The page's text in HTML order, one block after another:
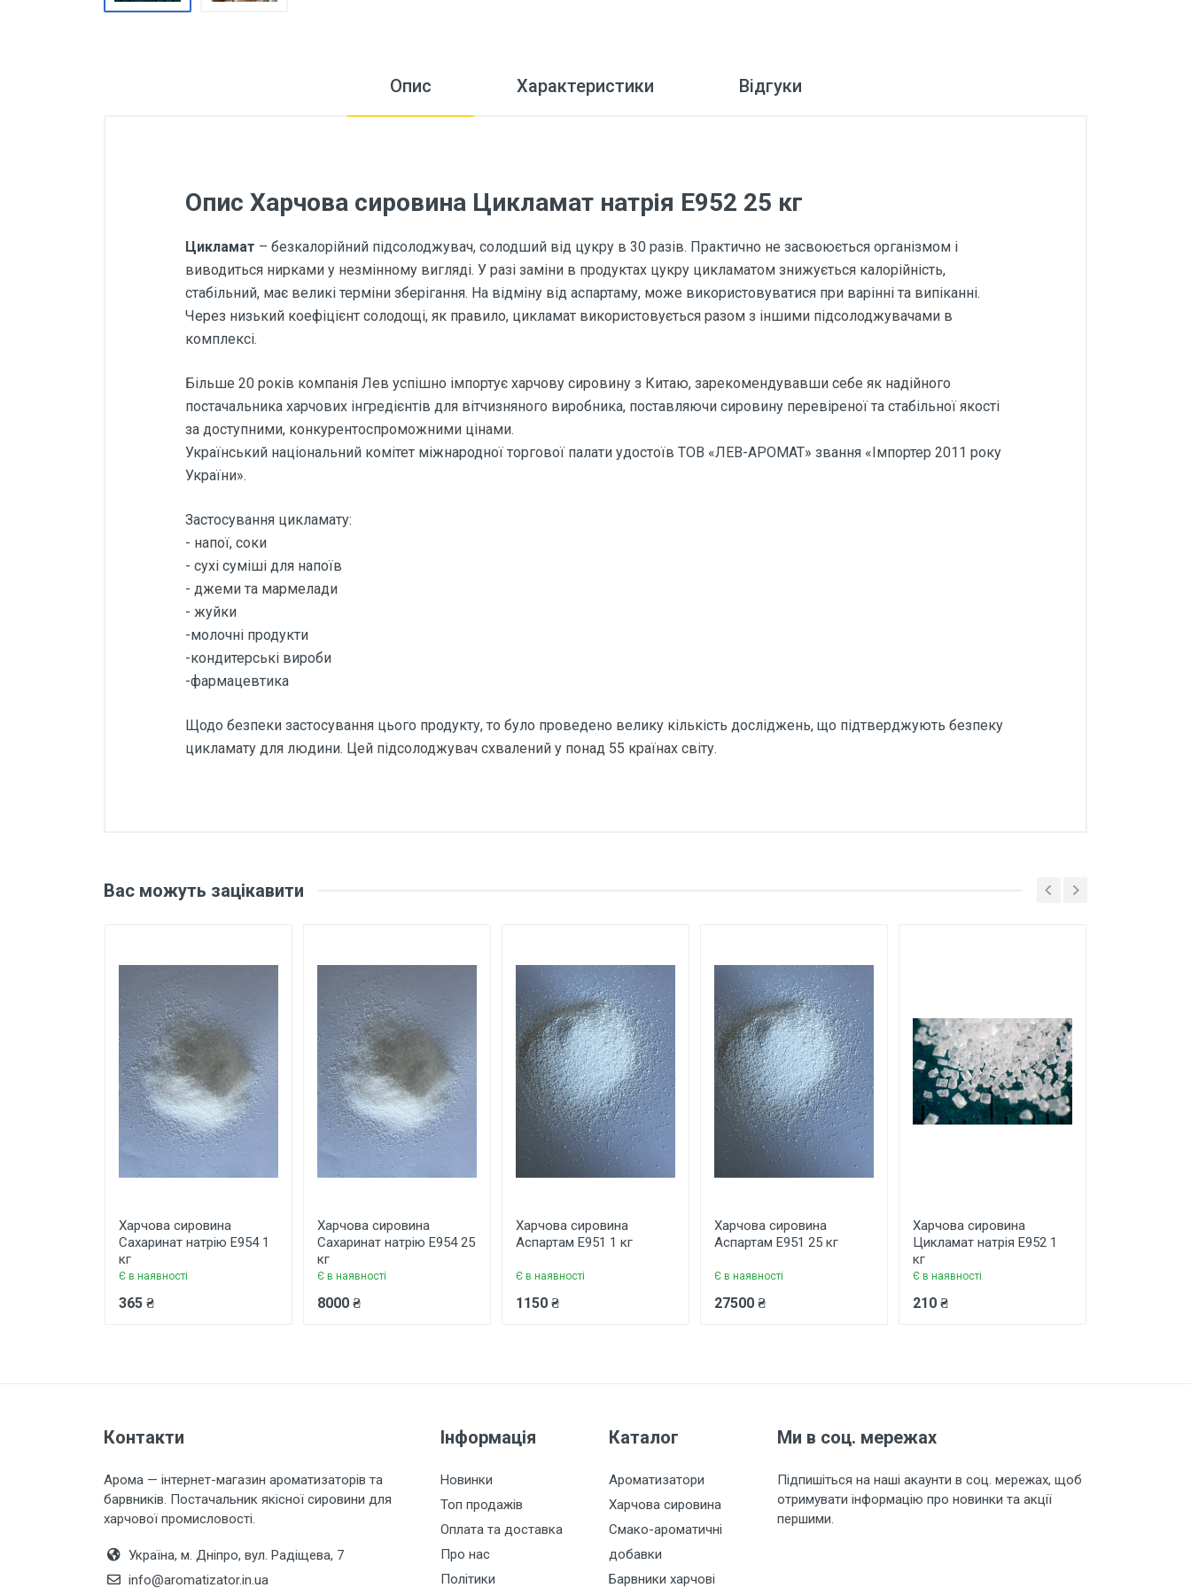
Опис Характеристики Відгуки
Опис Харчова сировина Цикламат натрія Е952 25 кг
Цикламат – безкалорійний підсолоджувач, солодший від цукру в 30 разів. Практично не засвоюється організмом і
виводиться нирками у незмінному вигляді. У разі заміни в продуктах цукру цикламатом знижується калорійність,
стабільний, має великі терміни зберігання. На відміну від аспартаму, може використовуватися при варінні та випіканні.
Через низький коефіцієнт солодощі, як правило, цикламат використовується разом з іншими підсолоджувачами в
комплексі.
Більше 20 років компанія Лев успішно імпортує харчову сировину з Китаю, зарекомендувавши себе як надійного
постачальника харчових інгредієнтів для вітчизняного виробника, поставляючи сировину перевіреної та стабільної якості
за доступними, конкурентоспроможними цінами.
Український національний комітет міжнародної торгової палати удостоїв ТОВ «ЛЕВ-АРОМАТ» звання «Імпортер 2011 року
України».
Застосування цикламату:
- напої, соки
- сухі суміші для напоїв
- джеми та мармелади
- жуйки
-молочні продукти
-кондитерські вироби
-фармацевтика
Щодо безпеки застосування цього продукту, то було проведено велику кількість досліджень, що підтверджують безпеку
цикламату для людини. Цей підсолоджувач схвалений у понад 55 країнах світу.
Написати відгук
Рейтинг Ваше ім'я Ваш телефон
Завантажити фото товару
Вас можуть зацікавити
Харчова сировина
Сахаринат натрію Е954 1
кг
Є в наявності
365 ₴
Харчова сировина
Сахаринат натрію Е954 25
кг
Є в наявності
8000 ₴
Харчова сировина
Аспартам Е951 1 кг
Є в наявності
1150 ₴
Харчова сировина
Аспартам Е951 25 кг
Є в наявності
27500 ₴
Харчова сировина
Цикламат натрія Е952 1
кг
Є в наявності
210 ₴
Контакти
Арома — інтернет-магазин ароматизаторів та
барвників. Постачальник якісної сировини для
харчової промисловості.
Україна, м. Дніпро, вул. Радіщева, 7
info@aromatizator.in.ua
Інформація
Новинки
Топ продажів
Оплата та доставка
Про нас
Політики
Каталог
Ароматизатори
Харчова сировина
Смако-ароматичні
добавки
Барвники харчові
Ми в соц. мережах
Підпишіться на наші акаунти в соц. мережах, щоб
отримувати інформацію про новинки та акції
першими.